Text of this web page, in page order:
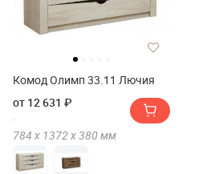
Комод Олимп 33.11 Лючия
от 12 631 ₽
784 х 1372 х380 мм